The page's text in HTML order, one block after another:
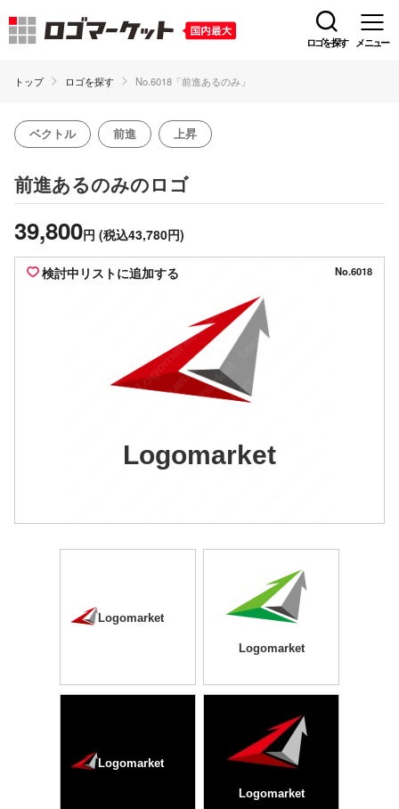
ロゴを探す メニュー
トップ ロゴを探す No.6018「前進あるのみ」
ベクトル 前進 上昇
前進あるのみのロゴ
39,800円 (税込43,780円)
検討中リストに追加する No.6018
Logomarket
Logomarket
Logomarket
Logomarket
Logomarket